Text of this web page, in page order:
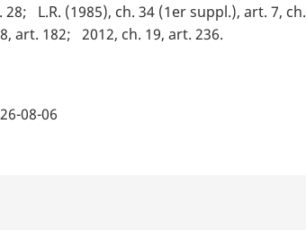
28 L.R. (1985), ch. 34 (1er suppl.), art. 7,
art. 182 2012, ch. 19, art. 236
08-06